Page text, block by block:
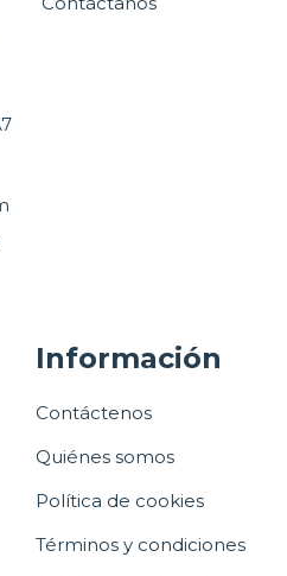
Información
Contáctenos
Quiénes somos
Política de cookies
Términos y condiciones